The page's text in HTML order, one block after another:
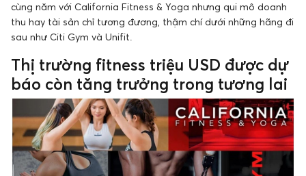
cùng năm với California Fitness & Yoga nhưng qui mô doanh
thu hay tài sản chỉ tương đương, thậm chí dưới những hãng đi
sau như Citi Gym và Unifit.
Thị trường fitness triệu USD được dự
báo còn tăng trưởng trong tương lai